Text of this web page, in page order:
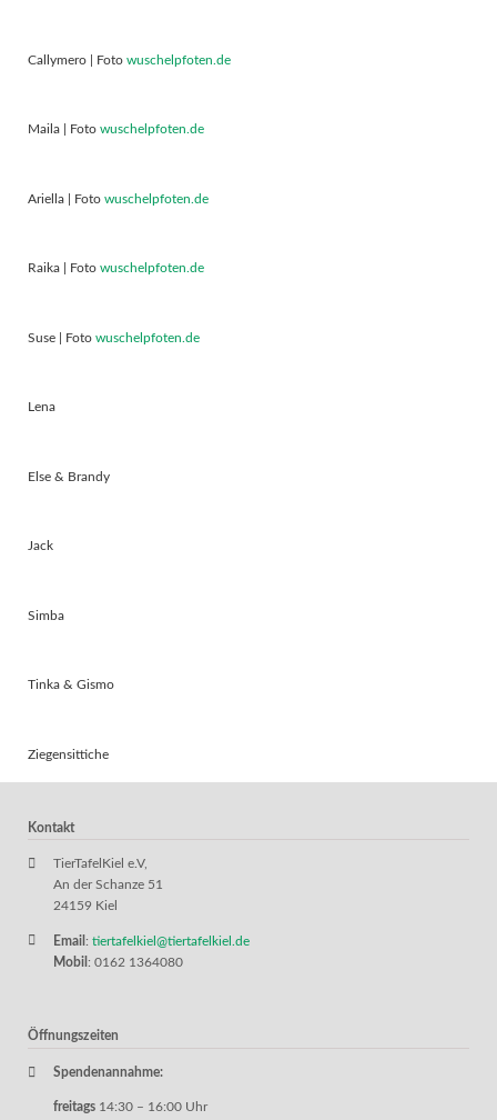
Callymero | Foto wuschelpfoten.de
Maila | Foto wuschelpfoten.de
Ariella | Foto wuschelpfoten.de
Raika | Foto wuschelpfoten.de
Suse | Foto wuschelpfoten.de
Lena
Else & Brandy
Jack
Simba
Tinka & Gismo
Ziegensittiche
Kontakt
TierTafelKiel e.V,
An der Schanze 51
24159 Kiel
Email : tiertafelkiel@tiertafelkiel.de
Mobil : 0162 1364080
Öffnungszeiten
Spendenannahme:
freitags 14:30 – 16:00 Uhr